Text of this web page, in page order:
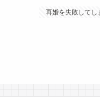
再婚を失敗してし